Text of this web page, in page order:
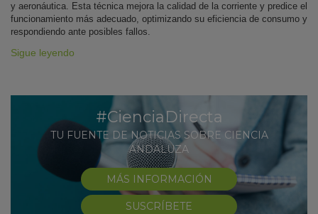
y aeronáutica. Esta técnica mejora la calidad de la corriente y predice el
funcionamiento más adecuado, optimizando su eficiencia de consumo y
respondiendo ante posibles fallos.
Sigue leyendo
#CienciaDirecta
TU FUENTE DE NOTICIAS SOBRE CIENCIA
ANDALUZA
MÁS INFORMACIÓN
SUSCRÍBETE